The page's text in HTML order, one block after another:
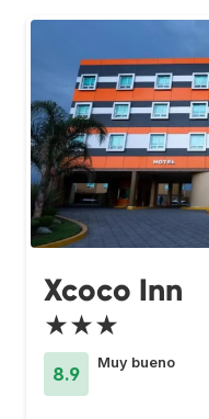
Xcoco Inn
★★★
8.9
Muy bueno